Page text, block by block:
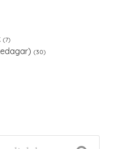
(7)
(30)